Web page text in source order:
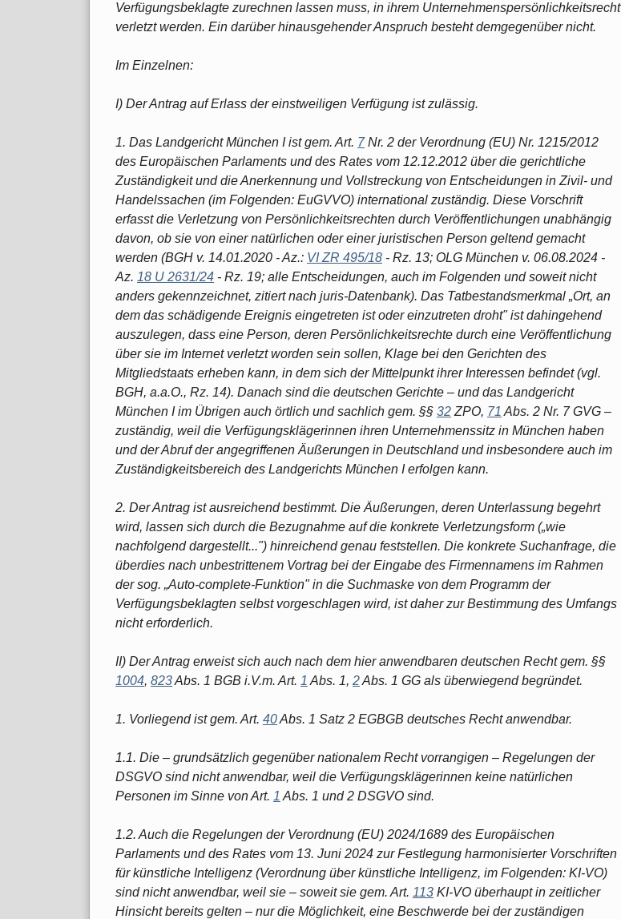
Verfügungsbeklagte zurechnen lassen muss, in ihrem Unternehmenspersönlichkeitsrecht
verletzt werden. Ein darüber hinausgehender Anspruch besteht demgegenüber nicht.
Im Einzelnen:
I) Der Antrag auf Erlass der einstweiligen Verfügung ist zulässig.
1. Das Landgericht München I ist gem. Art. 7Nr. 2 der Verordnung (EU) Nr. 1215/2012
des Europäischen Parlaments und des Rates vom 12.12.2012 über die gerichtliche
Zuständigkeit und die Anerkennung und Vollstreckung von Entscheidungen in Zivil- und
Handelssachen (im Folgenden: EuGVVO) international zuständig. Diese Vorschrift
erfasst die Verletzung von Persönlichkeitsrechten durch Veröffentlichungen unabhängig
davon, ob sie von einer natürlichen oder einer juristischen Person geltend gemacht
werden (BGH v. 14.01.2020 - Az.: VI ZR 495/18 - Rz. 13; OLG München v. 06.08.2024 -
Az. 18 U 2631/24 - Rz. 19; alle Entscheidungen, auch im Folgenden und soweit nicht
anders gekennzeichnet, zitiert nach juris-Datenbank). Das Tatbestandsmerkmal „Ort, an
dem das schädigende Ereignis eingetreten ist oder einzutreten droht" ist dahingehend
auszulegen, dass eine Person, deren Persönlichkeitsrechte durch eine Veröffentlichung
über sie im Internet verletzt worden sein sollen, Klage bei den Gerichten des
Mitgliedstaats erheben kann, in dem sich der Mittelpunkt ihrer Interessen befindet (vgl.
BGH, a.a.O., Rz. 14). Danach sind die deutschen Gerichte – und das Landgericht
München I im Übrigen auch örtlich und sachlich gem. §§ 32 ZPO, 71 Abs. 2 Nr. 7 GVG –
zuständig, weil die Verfügungsklägerinnen ihren Unternehmenssitz in München haben
und der Abruf der angegriffenen Äußerungen in Deutschland und insbesondere auch im
Zuständigkeitsbereich des Landgerichts München I erfolgen kann.
2. Der Antrag ist ausreichend bestimmt. Die Äußerungen, deren Unterlassung begehrt
wird, lassen sich durch die Bezugnahme auf die konkrete Verletzungsform („wie
nachfolgend dargestellt...") hinreichend genau feststellen. Die konkrete Suchanfrage, die
überdies nach unbestrittenem Vortrag bei der Eingabe des Firmennamens im Rahmen
der sog. „Auto-complete-Funktion" in die Suchmaske von dem Programm der
Verfügungsbeklagten selbst vorgeschlagen wird, ist daher zur Bestimmung des Umfangs
nicht erforderlich.
II) Der Antrag erweist sich auch nach dem hier anwendbaren deutschen Recht gem. §§
1004, 823Abs. 1 BGB i.V.m. Art. 1 Abs. 1, 2Abs. 1 GG als überwiegend begründet.
1. Vorliegend ist gem. Art. 40Abs. 1 Satz 2 EGBGB deutsches Recht anwendbar.
1.1. Die – grundsätzlich gegenüber nationalem Recht vorrangigen – Regelungen der
DSGVO sind nicht anwendbar, weil die Verfügungsklägerinnen keine natürlichen
Personen im Sinne von Art. 1 Abs. 1 und 2 DSGVO sind.
1.2. Auch die Regelungen der Verordnung (EU) 2024/1689 des Europäischen
Parlaments und des Rates vom 13. Juni 2024 zur Festlegung harmonisierter Vorschriften
für künstliche Intelligenz (Verordnung über künstliche Intelligenz, im Folgenden: KI-VO)
sind nicht anwendbar, weil sie – soweit sie gem. Art. 113 KI-VO überhaupt in zeitlicher
Hinsicht bereits gelten – nur die Möglichkeit, eine Beschwerde bei der zuständigen